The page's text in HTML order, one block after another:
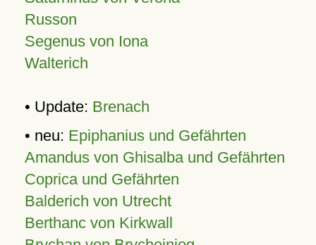
Russon
Segenus von Iona
Walterich
• Update: Brenach
• neu: Epiphanius und Gefährten
Amandus von Ghisalba und Gefährten
Coprica und Gefährten
Balderich von Utrecht
Berthanc von Kirkwall